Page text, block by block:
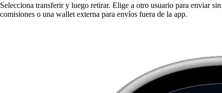
Selecciona transferir y luego retirar. Elige a otro usuario para enviar sin
comisiones o una wallet externa para envíos fuera de la app.